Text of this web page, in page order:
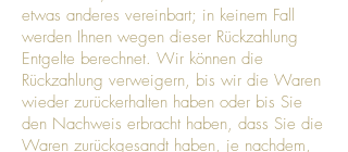
etwas anderes vereinbart; in keinem Fall
werden Ihnen wegen dieser Rückzahlung
Entgelte berechnet. Wir können die
Rückzahlung verweigern, bis wir die Waren
wieder zurückerhalten haben oder bis Sie
den Nachweis erbracht haben, dass Sie die
Waren zurückgesandt haben, je nachdem,